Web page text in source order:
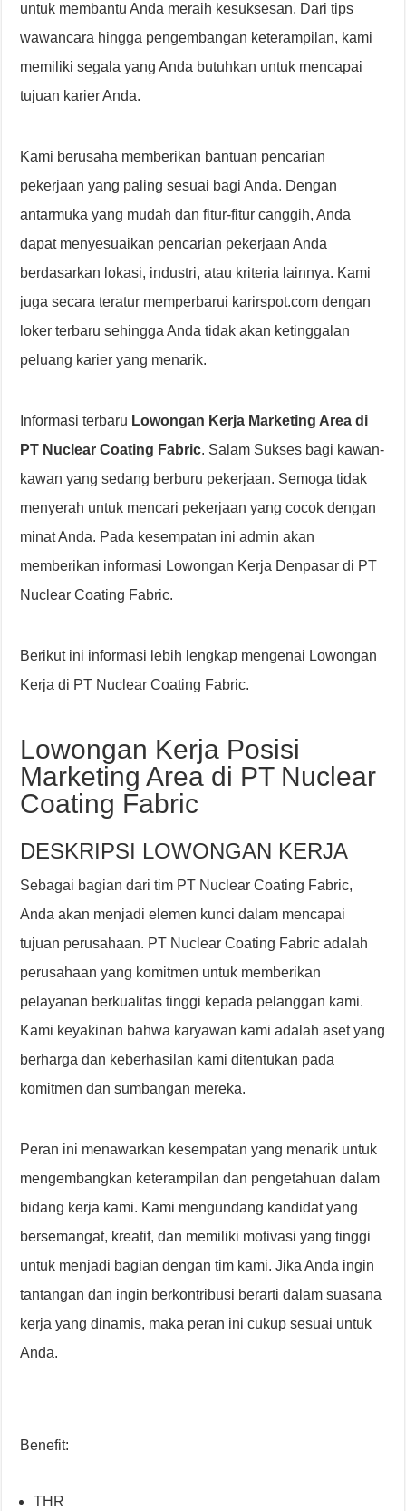
untuk membantu Anda meraih kesuksesan. Dari tips
wawancara hingga pengembangan keterampilan, kami
memiliki segala yang Anda butuhkan untuk mencapai
tujuan karier Anda.
Kami berusaha memberikan bantuan pencarian
pekerjaan yang paling sesuai bagi Anda. Dengan
antarmuka yang mudah dan fitur-fitur canggih, Anda
dapat menyesuaikan pencarian pekerjaan Anda
berdasarkan lokasi, industri, atau kriteria lainnya. Kami
juga secara teratur memperbarui karirspot.com dengan
loker terbaru sehingga Anda tidak akan ketinggalan
peluang karier yang menarik.
Informasi terbaru Lowongan Kerja Marketing Area di
PT Nuclear Coating Fabric. Salam Sukses bagi kawan-
kawan yang sedang berburu pekerjaan. Semoga tidak
menyerah untuk mencari pekerjaan yang cocok dengan
minat Anda. Pada kesempatan ini admin akan
memberikan informasi Lowongan Kerja Denpasar di PT
Nuclear Coating Fabric.
Berikut ini informasi lebih lengkap mengenai Lowongan
Kerja di PT Nuclear Coating Fabric.
Lowongan Kerja Posisi
Marketing Area di PT Nuclear
Coating Fabric
DESKRIPSI LOWONGAN KERJA
Sebagai bagian dari tim PT Nuclear Coating Fabric,
Anda akan menjadi elemen kunci dalam mencapai
tujuan perusahaan. PT Nuclear Coating Fabric adalah
perusahaan yang komitmen untuk memberikan
pelayanan berkualitas tinggi kepada pelanggan kami.
Kami keyakinan bahwa karyawan kami adalah aset yang
berharga dan keberhasilan kami ditentukan pada
komitmen dan sumbangan mereka.
Peran ini menawarkan kesempatan yang menarik untuk
mengembangkan keterampilan dan pengetahuan dalam
bidang kerja kami. Kami mengundang kandidat yang
bersemangat, kreatif, dan memiliki motivasi yang tinggi
untuk menjadi bagian dengan tim kami. Jika Anda ingin
tantangan dan ingin berkontribusi berarti dalam suasana
kerja yang dinamis, maka peran ini cukup sesuai untuk
Anda.
Benefit:
THR